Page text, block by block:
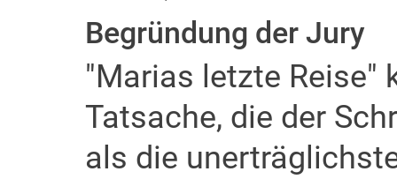
Begründung der Jury
"Marias letzte
Tatsache, die der
als die